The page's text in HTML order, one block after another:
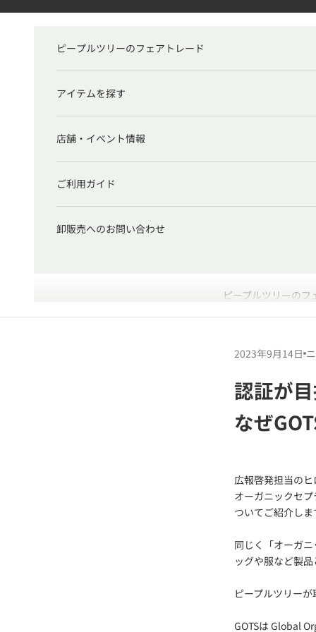
ピープルツリーのフ
ピープルツリーのフェアトレード
アイテムを探す
店舗・イベント情報
ご利用ガイド
卸販売へのお問い合わせ
2023年9月14日
認証が
なぜ
広報啓発担当の
オーガニックセ
ついてご紹介しま
同じく「オーガ
ッグや服など製
ピープルツリー
GOTSは Global